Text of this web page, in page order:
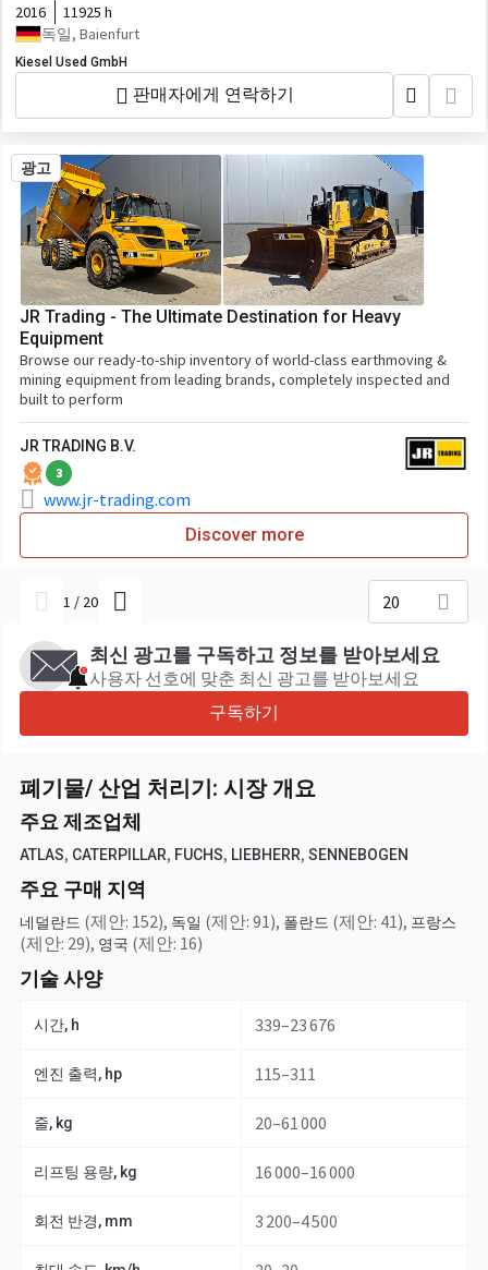
2016
11925 h
독일, Baienfurt
Kiesel Used GmbH
판매자에게 연락하기
광고
JR Trading - The Ultimate Destination for Heavy
Equipment
Browse our ready-to-ship inventory of world-class earthmoving &
mining equipment from leading brands, completely inspected and
built to perform
JR TRADING B.V.
3
www.jr-trading.com
Discover more
1 / 20 20
최신 광고를 구독하고 정보를 받아보세요
사용자 선호에 맞춘 최신 광고를 받아보세요
구독하기
폐기물/ 산업 처리기: 시장 개요
주요 제조업체
ATLAS, CATERPILLAR, FUCHS, LIEBHERR, SENNEBOGEN
주요 구매 지역
네덜란드 (제안: 152), 독일 (제안: 91), 폴란드 (제안: 41), 프랑스
(제안: 29), 영국 (제안: 16)
기술 사양
시간, h 339–23 676
엔진 출력, hp 115–311
줄, kg 20–61 000
리프팅 용량, kg 16 000–16 000
회전 반경, mm 3 200–4 500